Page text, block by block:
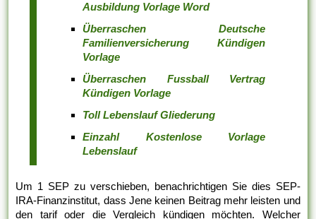
Ausbildung Vorlage Word
Überraschen Deutsche
Familienversicherung Kündigen
Vorlage
Überraschen Fussball Vertrag
Kündigen Vorlage
Toll Lebenslauf Gliederung
Einzahl Kostenlose Vorlage
Lebenslauf
Um 1 SEP zu verschieben, benachrichtigen Sie dies SEP-
IRA-Finanzinstitut, dass Jene keinen Beitrag mehr leisten und
den tarif oder die Vergleich kündigen möchten. Welcher